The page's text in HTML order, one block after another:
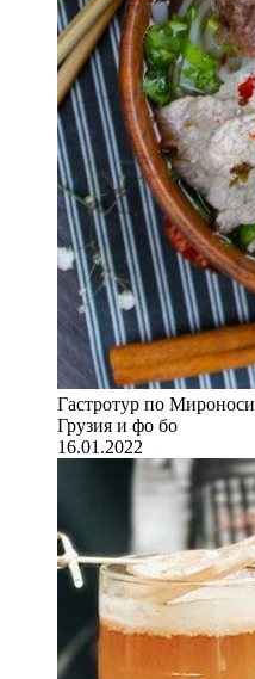
Гастротур по
Грузия и фо бо
16.01.2022